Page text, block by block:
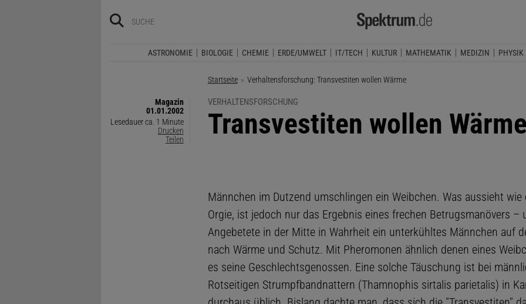
ASTRONOMIE BIOLOGIE CHEMIE ERDE/UMWELT IT/TECH KULTUR MATHEMATIK MEDIZIN PHYSIK
Startseite Aktuelle Seite:
Verhaltensforschung: Transvestiten wollen Wärme
Magazin
01.01.2002
Lesedauer ca. 1 Minute
Drucken
Teilen
VERHALTENSFORSCHUNG
:
Transvestiten wollen Wärme
Männchen im Dutzend umschlingen ein Weibchen. Was aussieht wie
Orgie, ist jedoch nur das Ergebnis eines frechen Betrugsmanövers –
Angebetete in der Mitte in Wahrheit ein unterkühltes Männchen auf
nach Wärme und Schutz. Mit Pheromonen ähnlich denen eines
es seine Geschlechtsgenossen. Eine solche Täuschung ist bei
Rotseitigen Strumpfbandnattern (Thamnophis sirtalis parietalis) in